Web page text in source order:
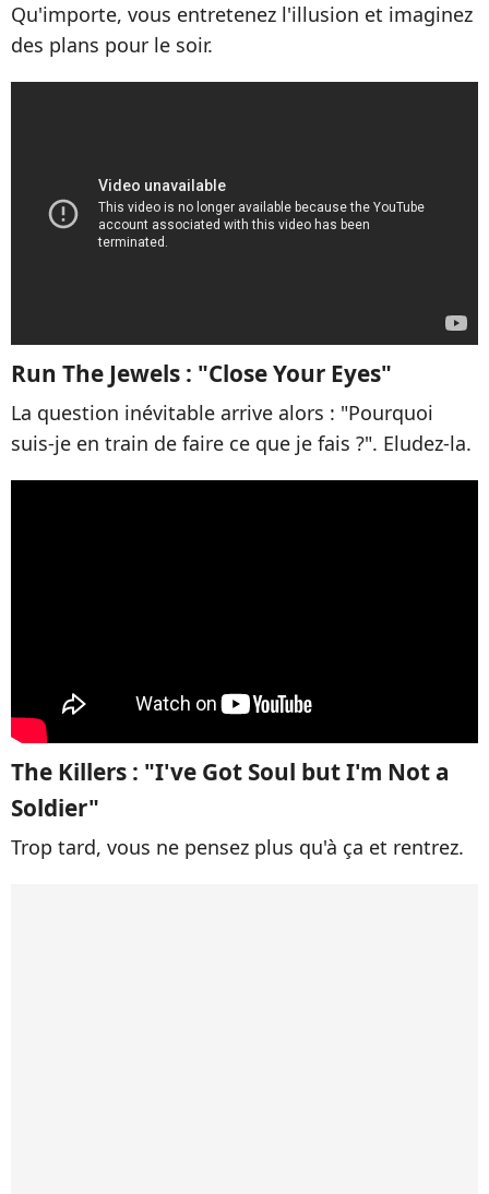
Qu'importe, vous entretenez l'illusion et imaginez
des plans pour le soir.
Run The Jewels : "Close Your Eyes"
La question inévitable arrive alors : "Pourquoi
suis-je en train de faire ce que je fais ?". Eludez-la.
The Killers : "I've Got Soul but I'm Not a
Soldier"
Trop tard, vous ne pensez plus qu'à ça et rentrez.